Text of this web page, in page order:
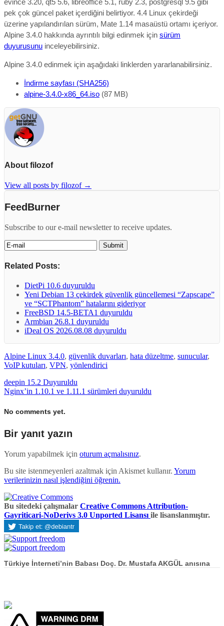
evince 3.20, qt5 5.6, libreoffice 5.1, ruby 2.3, postgresql 9.5 gibi
pek çok güncel paket içerdiğini belirtiyor. 4.4 Linux çekirdeği
üzerine yapılandırılan sürüm, Mate 1.14 masaüstü ortamı içeriyor.
Alpine 3.4.0 hakkında ayrıntılı bilgi edinmek için sürüm
duyurusunu inceleyebilirsiniz.
Alpine 3.4.0 edinmek için aşağıdaki linklerden yararlanabilirsiniz.
İndirme sayfası (SHA256)
alpine-3.4.0-x86_64.iso (87 MB)
About filozof
View all posts by filozof →
FeedBurner
Subscribe to our e-mail newsletter to receive updates.
Related Posts:
DietPi 10.6 duyuruldu
Yeni Debian 13 çekirdek güvenlik güncellemesi “Zapscape”
ve “SCTPhantom” hatalarını gideriyor
FreeBSD 14.5-BETA1 duyuruldu
Armbian 26.8.1 duyuruldu
iDeal OS 2026.08.08 duyuruldu
Alpine Linux 3.4.0, güvenlik duvarları, hata düzeltme, sunucular,
VoIP kutuları, VPN, yönlendirici
deepin 15.2 Duyuruldu
Nginx’in 1.10.1 ve 1.11.1 sürümleri duyuruldu
No comments yet.
Bir yanıt yazın
Yorum yapabilmek için oturum açmalısınız.
Bu site istenmeyenleri azaltmak için Akismet kullanır. Yorum
verilerinizin nasıl işlendiğini öğrenin.
Bu sitedeki çalışmalar Creative Commons Attribution-
Gayriticari-NoDerivs 3.0 Unported Lisansı ile lisanslanmıştır.
Türkiye İnterneti’nin Babası Doç. Dr. Mustafa AKGÜL anısına